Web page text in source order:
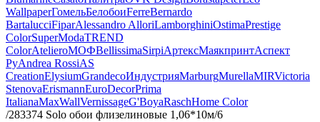
WallpaperГомельБелобоиFerreBernardo
BartalucciFiparAlessandro AlloriLamborghiniOstimaPrestige
ColorSuperModaTREND
ColorAtelieroМОФBellissimaSirpiАртексМаякпринтАспект
РуAndrea RossiAS
CreationElysiumGrandecoИндустрияMarburgMurellaMIRVictoria
StenovaErismannEuroDecorPrima
ItalianaMaxWallVernissageG'BoyaRaschHome Color
/283374 Solo обои флизелиновые 1,06*10м/6